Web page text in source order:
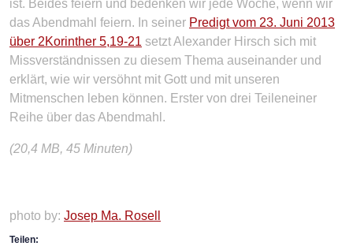
ist. Beides feiern und bedenken wir jede Woche, wenn wir
das Abendmahl feiern. In seiner Predigt vom 23. Juni 2013
über 2Korinther 5,19-21 setzt Alexander Hirsch sich mit
Missverständnissen zu diesem Thema auseinander und
erklärt, wie wir versöhnt mit Gott und mit unseren
Mitmenschen leben können. Erster von drei Teileneiner
Reihe über das Abendmahl.
(20,4 MB, 45 Minuten)
photo by: Josep Ma. Rosell
Teilen: